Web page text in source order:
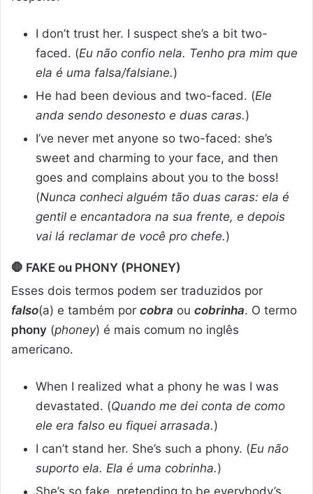
I don’t trust her. I suspect she’s a bit two-
faced. (Eu não confio nela. Tenho pra mim que
ela é uma falsa/falsiane.)
He had been devious and two-faced. (Ele
anda sendo desonesto e duas caras.)
I’ve never met anyone so two-faced: she’s
sweet and charming to your face, and then
goes and complains about you to the boss!
(Nunca conheci alguém tão duas caras: ela é
gentil e encantadora na sua frente, e depois
vai lá reclamar de você pro chefe.)
🛑 FAKE ou PHONY (PHONEY)
Esses dois termos podem ser traduzidos por
falso(a) e também por cobra ou cobrinha. O termo
phony (phoney) é mais comum no inglês
americano.
When I realized what a phony he was I was
devastated. (Quando me dei conta de como
ele era falso eu fiquei arrasada.)
I can’t stand her. She’s such a phony. (Eu não
suporto ela. Ela é uma cobrinha.)